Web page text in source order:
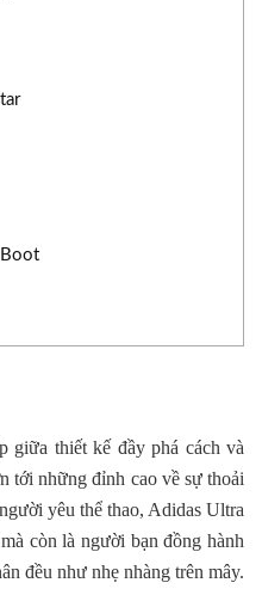
thiết kế đầy phá cách và
tới những đỉnh cao về sự thoải
yêu thể thao, Adidas Ultra
còn là người bạn đồng hành
đều như nhẹ nhàng trên mây.